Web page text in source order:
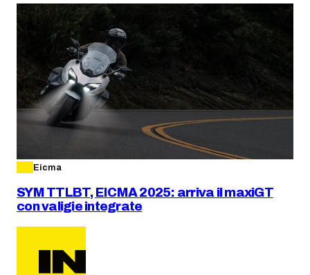
Eicma
SYM TTLBT, EICMA 2025: arriva il maxiGT
con valigie integrate